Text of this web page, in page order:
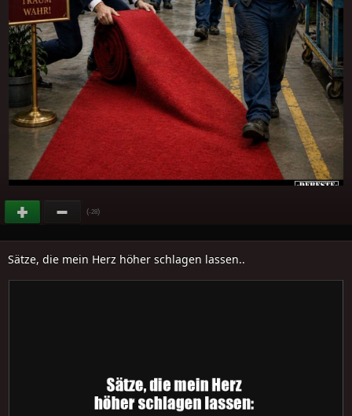
(-28)
Sätze, die mein Herz höher schlagen lassen..